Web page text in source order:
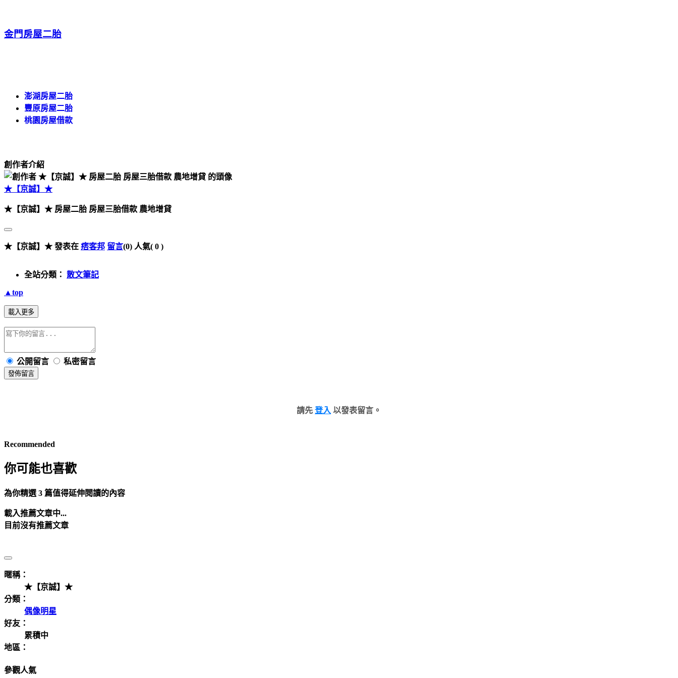
金門房屋二胎
澎湖房屋二胎
豐原房屋二胎
桃園房屋借款
創作者介紹
★【京誠】★
★【京誠】★ 房屋二胎 房屋三胎借款 農地增貸
★【京誠】★ 發表在 痞客邦 留言(0) 人氣( 0 )
全站分類： 散文筆記
▲top
載入更多
公開留言 私密留言
發佈留言
請先 登入 以發表留言。
Recommended
你可能也喜歡
為你精選 3 篇值得延伸閱讀的內容
載入推薦文章中...
目前沒有推薦文章
暱稱：
★【京誠】★
分類：
偶像明星
好友：
累積中
地區：
參觀人氣